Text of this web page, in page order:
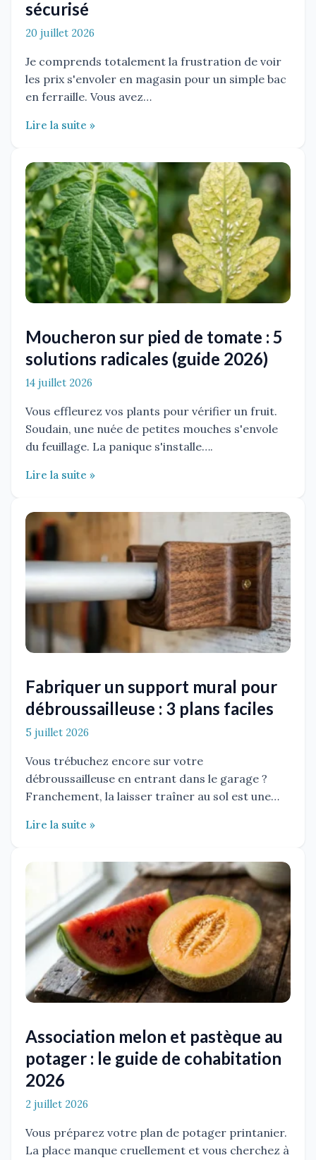
sécurisé
20 juillet 2026
Je comprends totalement la frustration de voir
les prix s'envoler en magasin pour un simple bac
en ferraille. Vous avez…
Lire la suite »
Moucheron sur pied de tomate : 5
solutions radicales (guide 2026)
14 juillet 2026
Vous effleurez vos plants pour vérifier un fruit.
Soudain, une nuée de petites mouches s'envole
du feuillage. La panique s'installe….
Lire la suite »
Fabriquer un support mural pour
débroussailleuse : 3 plans faciles
5 juillet 2026
Vous trébuchez encore sur votre
débroussailleuse en entrant dans le garage ?
Franchement, la laisser traîner au sol est une…
Lire la suite »
Association melon et pastèque au
potager : le guide de cohabitation
2026
2 juillet 2026
Vous préparez votre plan de potager printanier.
La place manque cruellement et vous cherchez à